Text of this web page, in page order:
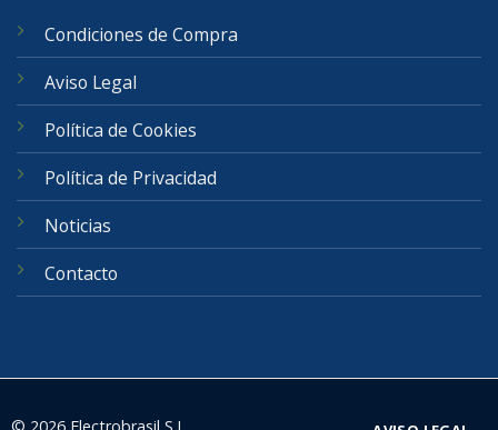
Condiciones de Compra
Aviso Legal
Política de Cookies
Política de Privacidad
Noticias
Contacto